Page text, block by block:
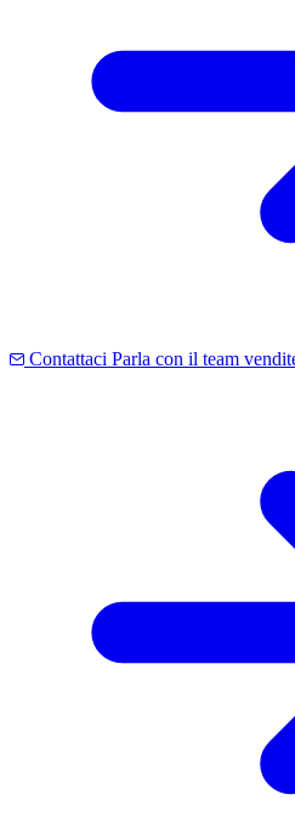
Contattaci Parla con il team